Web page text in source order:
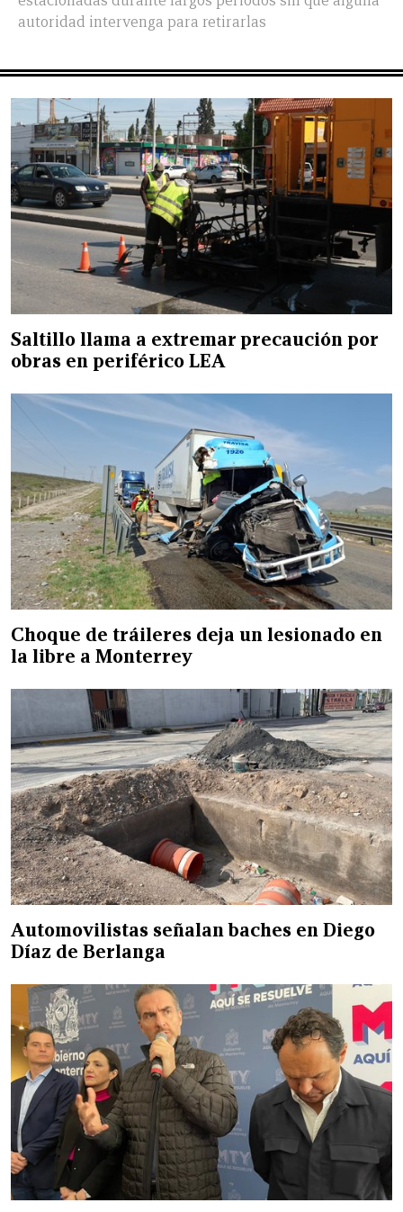
autoridad intervenga para retirarlas
Saltillo llama a extremar precaución por
obras en periférico LEA
Choque de tráileres deja un lesionado en
la libre a Monterrey
Automovilistas señalan baches en Diego
Díaz de Berlanga